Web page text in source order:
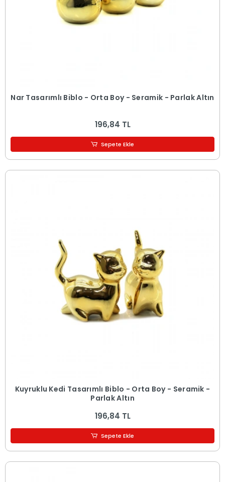
Nar Tasarımlı Biblo - Orta Boy - Seramik - Parlak Altın
196,84 TL
Sepete Ekle
Kuyruklu Kedi Tasarımlı Biblo - Orta Boy - Seramik -
Parlak Altın
196,84 TL
Sepete Ekle